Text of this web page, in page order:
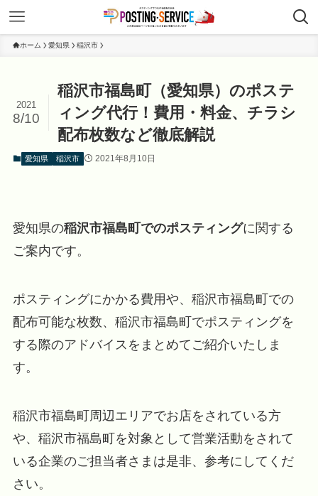
ホーム 愛知県 稲沢市
稲沢市福島町（愛知県）のポステ
ィング代行！費用・料金、チラシ
配布枚数など徹底解説
2021
8/10
愛知県 稲沢市 2021年8月10日
愛知県の稲沢市福島町でのポスティングに関する
ご案内です。
ポスティングにかかる費用や、稲沢市福島町での
配布可能な枚数、稲沢市福島町でポスティングを
する際のアドバイスをまとめてご紹介いたしま
す。
稲沢市福島町周辺エリアでお店をされている方
や、稲沢市福島町を対象として営業活動をされて
いる企業のご担当者さまは是非、参考にしてくだ
さい。